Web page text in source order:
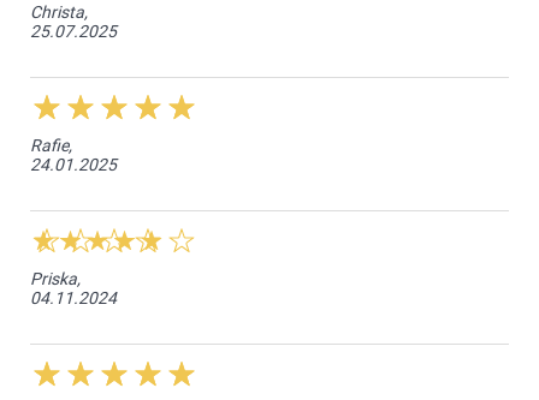
Christa,
25.07.2025
Rafie,
24.01.2025
Priska,
04.11.2024